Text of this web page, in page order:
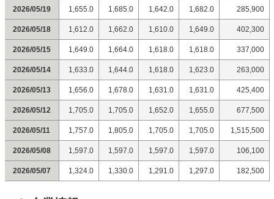
2026/05/19 1,655.0 1,685.0 1,642.0 1,682.0 285,900
2026/05/18 1,612.0 1,662.0 1,610.0 1,649.0 402,300
2026/05/15 1,649.0 1,664.0 1,618.0 1,618.0 337,000
2026/05/14 1,633.0 1,644.0 1,618.0 1,623.0 263,000
2026/05/13 1,656.0 1,678.0 1,631.0 1,631.0 425,400
2026/05/12 1,705.0 1,705.0 1,652.0 1,655.0 677,500
2026/05/11 1,757.0 1,805.0 1,705.0 1,705.0 1,515,500
2026/05/08 1,597.0 1,597.0 1,597.0 1,597.0 106,100
2026/05/07 1,324.0 1,330.0 1,291.0 1,297.0 182,500